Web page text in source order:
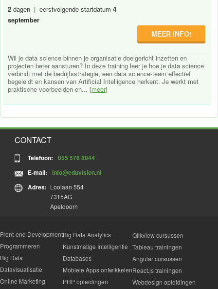
2 dagen | eerstvolgende startdatum 4
september
MEER INFO!
Wil je data science binnen je organisatie doelgericht inzetten en
projecten beter aansturen? In deze training leer je hoe je data science
verbindt met de bedrijfsstrategie, een data science-team effectief
begeleidt en kansen van Artificial Intelligence herkent. Je werkt met
praktische voorbeelden en... [meer]
CONTACT
Telefoon:
055 576 8044
E-mail:
info@eduvision.nl
Adres: Loolaan 554
7315AG
Apeldoorn
Front-end Development
Programmeren
Big Data
Datavisualisatie
Online Marketing
Big Data Analytics
Kunstmatige Intelligentie
Databases
Mobiele Apps ontwikkelen
PHP opleidingen
Qlikview cursussen
Tableau trainingen
Angular cursussen
React.js trainingen
Webdesign opleidingen